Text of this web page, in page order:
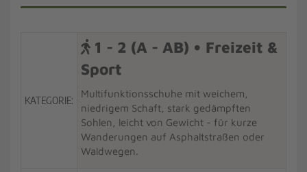
KATEGORIE:
1 - 2 (A - AB) • Freizeit &
Sport
Multifunktionsschuhe mit weichem,
niedrigem Schaft, stark gedämpften
Sohlen, leicht von Gewicht - für kurze
Wanderungen auf Asphaltstraßen oder
Waldwegen.